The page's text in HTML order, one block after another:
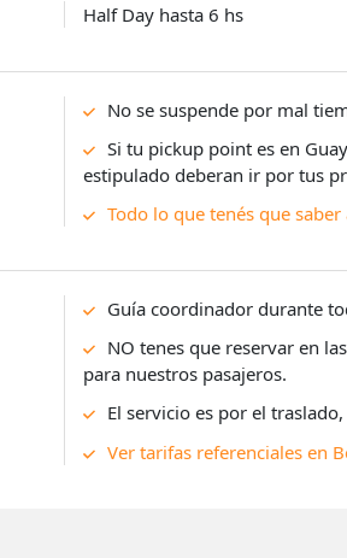
Half Day hasta 6 hs
No se suspende por mal
Si tu pickup point es en
estipulado deberan ir por tus
Todo lo que tenés que
Guía coordinador durante
NO tenes que reservar en
para nuestros pasajeros.
El servicio es por el
Ver tarifas referenciales en